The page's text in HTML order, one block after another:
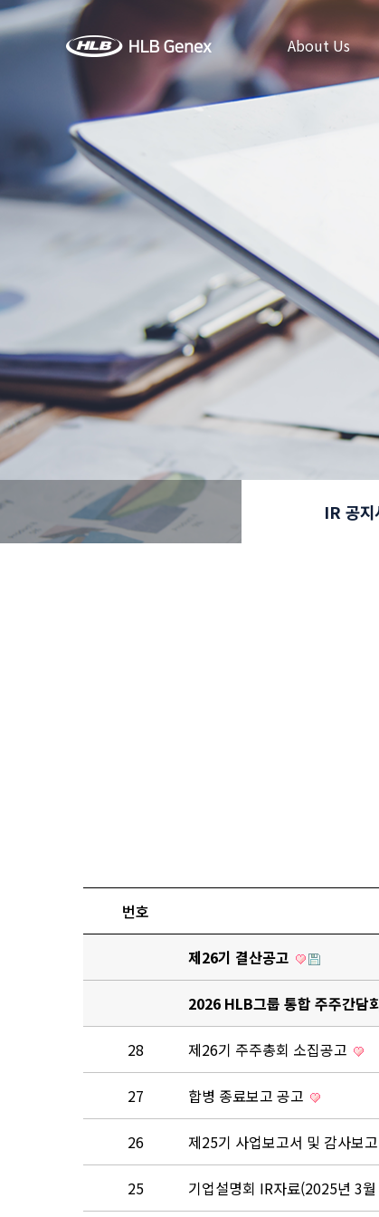
About Us
IR 공지
번호
제26기 결산공고
2026 HLB그룹 통합 주주간담
28 제26기 주주총회 소집공고
27 합병 종료보고 공고
26 제25기 사업보고서 및 감사보
25 기업설명회 IR자료(2025년 3